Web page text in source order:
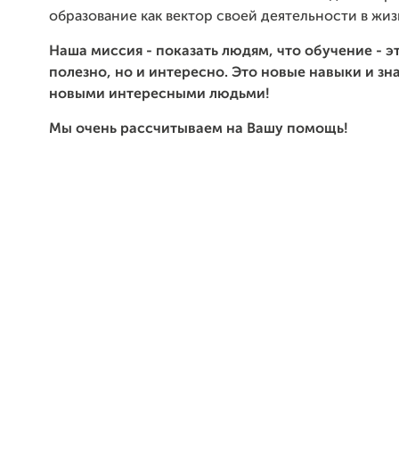
образование как вектор своей деятельности в
Наша миссия - показать людям, что обучение -
полезно, но и интересно. Это новые навыки и
новыми интересными людьми!
Мы очень рассчитываем на Вашу помощь!